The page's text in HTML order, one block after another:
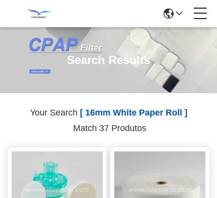
Search Results
Your Search [ 16mm White Paper Roll ]
Match 37 Produtos